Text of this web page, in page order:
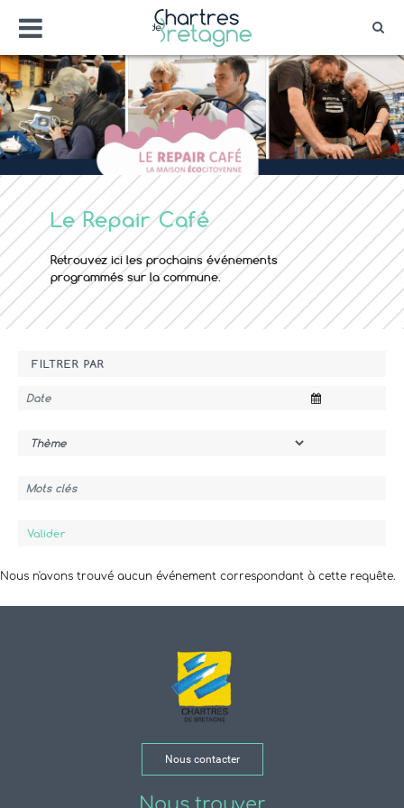
contenu
Menu
Bienvenue sur le site de la ville de
Ville Zéro phyto / 4 fleurs
Le Repair Café
Retrouvez ici les prochains événements
programmés sur la commune.
FILTRER PAR
Date
Thème
Mots clés
Valider
Nous n'avons trouvé aucun événement correspondant à cette requête.
Nous contacter